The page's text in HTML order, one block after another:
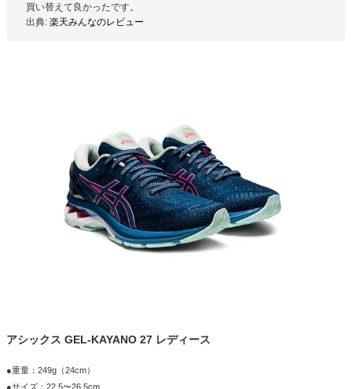
買い替えて良かったです。
出典: 楽天みんなのレビュー
アシックス GEL-KAYANO 27 レディース
●重量：249g（24cm）
●サイズ：22.5〜26.5cm